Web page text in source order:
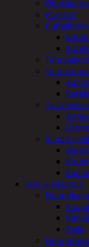
Paristot
Tv-
Viihde-
Koti ja sisustus
Peilit